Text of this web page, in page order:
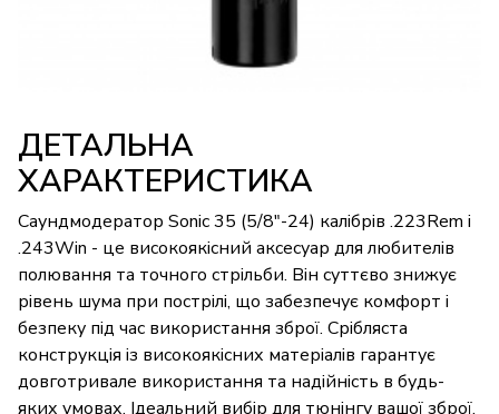
ДЕТАЛЬНА
ХАРАКТЕРИСТИКА
Саундмодератор Sonic 35 (5/8"-24) калібрів .223Rem і
.243Win - це високоякісний аксесуар для любителів
полювання та точного стрільби. Він суттєво знижує
рівень шума при пострілі, що забезпечує комфорт і
безпеку під час використання зброї. Срібляста
конструкція із високоякісних матеріалів гарантує
довготривале використання та надійність в будь-
яких умовах. Ідеальний вибір для тюнінгу вашої зброї.